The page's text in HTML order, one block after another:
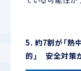
5. 約7割が「熱
的」 安全対策